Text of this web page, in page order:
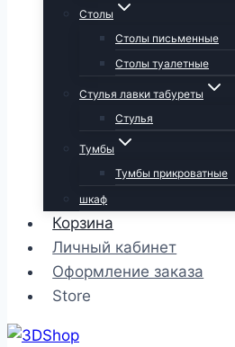
Столы
Столы письменные
Столы туалетные
Стулья лавки табуреты
Стулья
Тумбы
Тумбы прикроватные
шкаф
Корзина
Личный кабинет
Оформление заказа
Store